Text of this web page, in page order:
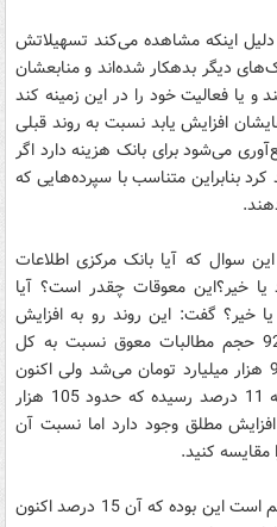
اینکه مشاهده می‌کند تسهیلاتش
دیگر بدهکار شده‌اند و منابعشان
و یا فعالیت خود را در این زمینه کند
افزایش یابد نسبت به روند قبلی
می‌شود برای بانک هزینه دارد اگر
بنابراین متناسب با سپرده‌هایی که
سوال که آیا بانک مرکزی اطلاعات
یا خیر؟این معوقات چقدر است؟ آیا
خیر؟ گفت: این روند رو به افزایش
نبوده است به طوری که در سال 92 حجم مطالبات معوق نسبت به کل
تسهیلات 15 درصد بود که حدود 90 هزار میلیارد تومان می‌شد ولی اکنون
این نسبت و حجم مطالبات معوق به 11 درصد رسیده که حدود 105 هزار
افزایش مطلق وجود دارد اما نسبت آن
کنید.
سیف افزود: بنابراین آن چیزی که مهم است این بوده که آن 15 درصد اکنون